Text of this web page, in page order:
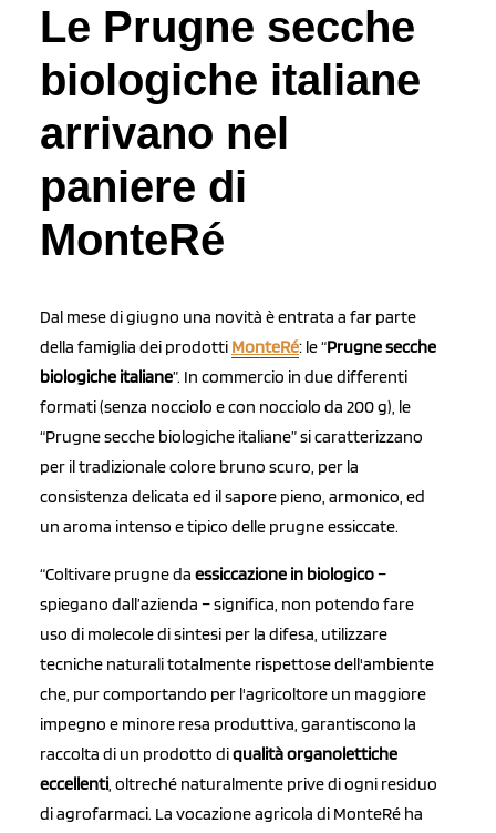
Le Prugne secche
biologiche italiane
arrivano nel
paniere di
MonteRé
Dal mese di giugno una novità è entrata a far parte
della famiglia dei prodotti MonteRé: le “Prugne secche
biologiche italiane”. In commercio in due differenti
formati (senza nocciolo e con nocciolo da 200 g), le
“Prugne secche biologiche italiane” si caratterizzano
per il tradizionale colore bruno scuro, per la
consistenza delicata ed il sapore pieno, armonico, ed
un aroma intenso e tipico delle prugne essiccate.
“Coltivare prugne da essiccazione in biologico–
spiegano dall’azienda – significa, non potendo fare
uso di molecole di sintesi per la difesa, utilizzare
tecniche naturali totalmente rispettose dell'ambiente
che, pur comportando per l'agricoltore un maggiore
impegno e minore resa produttiva, garantiscono la
raccolta di un prodotto diqualità organolettiche
eccellenti , oltreché naturalmente prive di ogni residuo
di agrofarmaci. La vocazione agricola di MonteRé ha